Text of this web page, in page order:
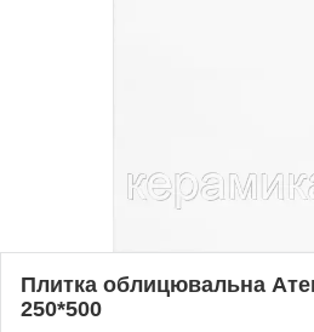
Плитка облицювальна
250*500